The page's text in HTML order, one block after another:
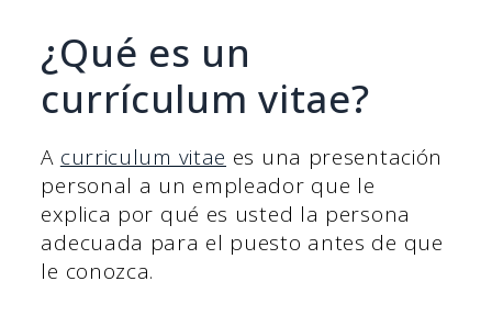
¿Qué es un
currículum vitae?
A curriculum vitae es una presentación
personal a un empleador que le
explica por qué es usted la persona
adecuada para el puesto antes de que
le conozca.